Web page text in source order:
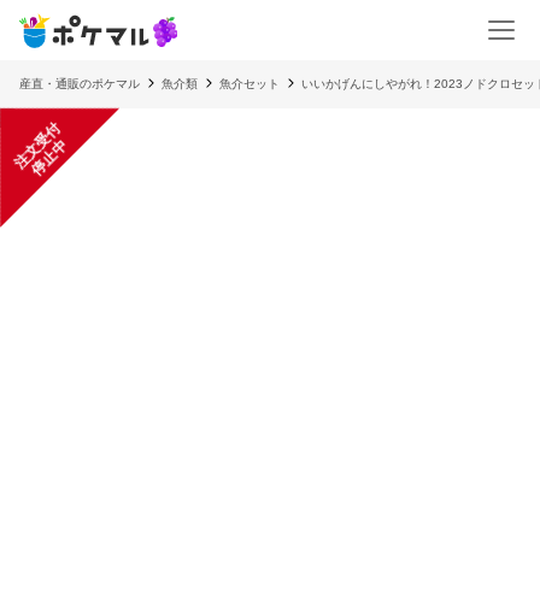
産直・通販のポケマル 魚介類 魚介セット いいかげんにしやがれ！2023ノドクロセ
注
文
受
付
停
止
中